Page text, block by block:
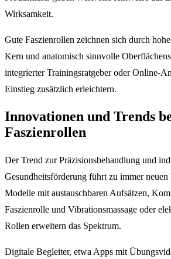
Wirksamkeit.
Gute Faszienrollen zeichnen sich durch
Kern und anatomisch sinnvolle
integrierter Trainingsratgeber oder Online-
Einstieg zusätzlich erleichtern.
Innovationen und Trends
Faszienrollen
Der Trend zur Präzisionsbehandlung und
Gesundheitsförderung führt zu immer
Modelle mit austauschbaren Aufsätzen,
Faszienrolle und Vibrationsmassage oder
Rollen erweitern das Spektrum.
Digitale Begleiter, etwa Apps mit